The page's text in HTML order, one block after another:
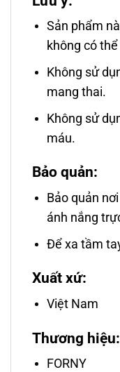
Sản phẩm
không có
Không sử
mang thai.
Không sử
máu.
Bảo quản:
Bảo quản
ánh nắng
Để xa tầm
Xuất xứ:
Việt Nam
Thương hiệu:
FORNY